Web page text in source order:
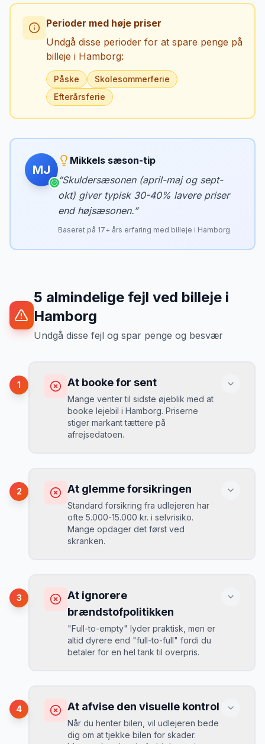
Perioder med høje priser
Undgå disse perioder for at spare penge på
billeje i Hamborg:
Påske
Skolesommerferie
Efterårsferie
MJ
Mikkels sæson-tip
“Skuldersæsonen (april-maj og sept-
okt) giver typisk 30-40% lavere priser
end højsæsonen.”
Baseret på 17+ års erfaring med billeje i Hamborg
5 almindelige fejl ved billeje i
Hamborg
Undgå disse fejl og spar penge og besvær
1 At booke for sent
Mange venter til sidste øjeblik med at
booke lejebil i Hamborg. Priserne
stiger markant tættere på
afrejsedatoen.
Du betaler 30-50% mere, og de bedste
biler er udsolgt.
Løsning
MJ
Mikkels erfaring
“I august 2024 så jeg priserne i
Hamborg stige fra 189 kr/dag til 349
kr/dag på bare 2 uger. Book tidligt!
2 At glemme forsikringen
Standard forsikring fra udlejeren har
ofte 5.000-15.000 kr. i selvrisiko.
Mange opdager det først ved
skranken.
Ved selv en mindre skade kan du blive
opkrævet tusindvis af kroner.
Løsning
Book altid med fuld kaskoforsikring uden
MJ
Mikkels erfaring September 2023
“ En lille bule i døren kostede mig 8.000
3
At ignorere
brændstofpolitikken
"Full-to-empty" lyder praktisk, men er
altid dyrere end "full-to-full" fordi du
betaler for en hel tank til overpris.
Du betaler 20-30% mere for brændstof,
da udlejeren tager høje benzinpriser.
4 At afvise den visuelle kontrol
Når du henter bilen, vil udlejeren bede
dig om at tjekke bilen for skader.